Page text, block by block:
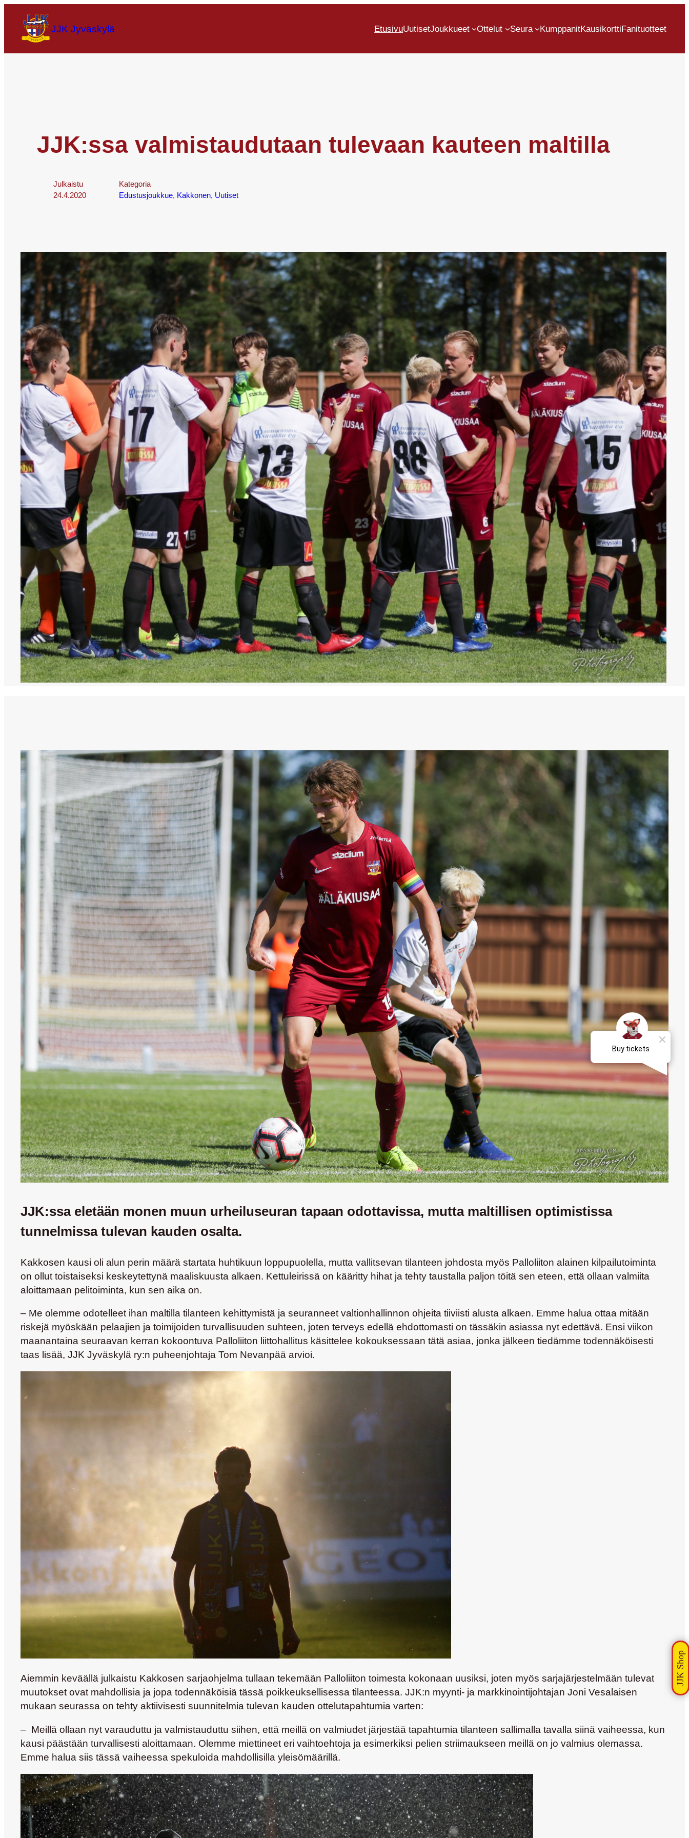
JJK Jyväskylä EtusivuUutisetJoukkueet Ottelut Seura KumppanitKausikorttiFanituotteet
JJK:ssa valmistaudutaan tulevaan kauteen maltilla
Julkaistu
24.4.2020
Kategoria
Edustusjoukkue, Kakkonen, Uutiset
JJK:ssa eletään monen muun urheiluseuran tapaan odottavissa, mutta maltillisen optimistissa
tunnelmissa tulevan kauden osalta.
Kakkosen kausi oli alun perin määrä startata huhtikuun loppupuolella, mutta vallitsevan tilanteen johdosta myös Palloliiton alainen kilpailutoiminta
on ollut toistaiseksi keskeytettynä maaliskuusta alkaen. Kettuleirissä on kääritty hihat ja tehty taustalla paljon töitä sen eteen, että ollaan valmiita
aloittamaan pelitoiminta, kun sen aika on.
– Me olemme odotelleet ihan maltilla tilanteen kehittymistä ja seuranneet valtionhallinnon ohjeita tiiviisti alusta alkaen. Emme halua ottaa mitään
riskejä myöskään pelaajien ja toimijoiden turvallisuuden suhteen, joten terveys edellä ehdottomasti on tässäkin asiassa nyt edettävä. Ensi viikon
maanantaina seuraavan kerran kokoontuva Palloliiton liittohallitus käsittelee kokouksessaan tätä asiaa, jonka jälkeen tiedämme todennäköisesti
taas lisää, JJK Jyväskylä ry:n puheenjohtaja Tom Nevanpää arvioi.
Aiemmin keväällä julkaistu Kakkosen sarjaohjelma tullaan tekemään Palloliiton toimesta kokonaan uusiksi, joten myös sarjajärjestelmään tulevat
muutokset ovat mahdollisia ja jopa todennäköisiä tässä poikkeuksellisessa tilanteessa. JJK:n myynti- ja markkinointijohtajan Joni Vesalaisen
mukaan seurassa on tehty aktiivisesti suunnitelmia tulevan kauden ottelutapahtumia varten:
– Meillä ollaan nyt varauduttu ja valmistauduttu siihen, että meillä on valmiudet järjestää tapahtumia tilanteen sallimalla tavalla siinä vaiheessa, kun
kausi päästään turvallisesti aloittamaan. Olemme miettineet eri vaihtoehtoja ja esimerkiksi pelien striimaukseen meillä on jo valmius olemassa.
Emme halua siis tässä vaiheessa spekuloida mahdollisilla yleisömäärillä.